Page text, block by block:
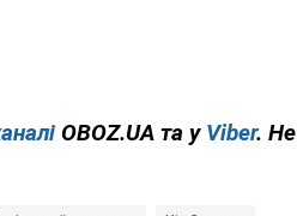
OBOZ.UA та у Viber. Не